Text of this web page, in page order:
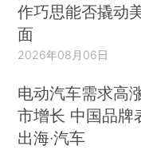
作巧思能否撬动
面
2026年08月06日
电动汽车需求高
市增长 中国品牌
出海·汽车